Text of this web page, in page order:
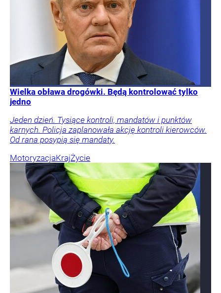
Wielka obława drogówki. Będą kontrolować tylko
jedno
Jeden dzień. Tysiące kontroli, mandatów i punktów
karnych. Policja zaplanowała akcję kontroli kierowców.
Od rana posypią się mandaty.
MotoryzacjaKrajŻycie